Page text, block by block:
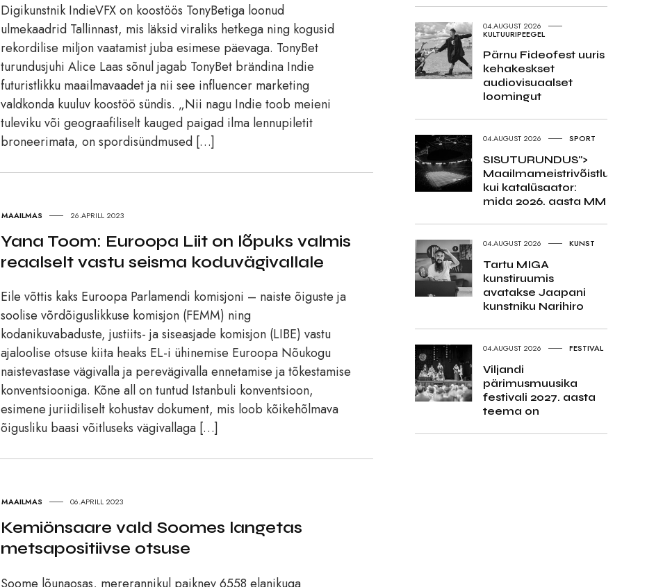
Digikunstnik IndieVFX on koostöös TonyBetiga loonud
ulmekaadrid Tallinnast, mis läksid viraliks hetkega ning kogusid
rekordilise miljon vaatamist juba esimese päevaga. TonyBet
turundusjuhi Alice Laas sõnul jagab TonyBet brändina Indie
futuristlikku maailmavaadet ja nii see influencer marketing
valdkonda kuuluv koostöö sündis. „Nii nagu Indie toob meieni
tuleviku või geograafiliselt kauged paigad ilma lennupiletit
broneerimata, on spordisündmused […]
MAAILMAS 26.APRILL 2023
Yana Toom: Euroopa Liit on lõpuks valmis
reaalselt vastu seisma koduvägivallale
Eile võttis kaks Euroopa Parlamendi komisjoni – naiste õiguste ja
soolise võrdõiguslikkuse komisjon (FEMM) ning
kodanikuvabaduste, justiits- ja siseasjade komisjon (LIBE) vastu
ajaloolise otsuse kiita heaks EL-i ühinemise Euroopa Nõukogu
naistevastase vägivalla ja perevägivalla ennetamise ja tõkestamise
konventsiooniga. Kõne all on tuntud Istanbuli konventsioon,
esimene juriidiliselt kohustav dokument, mis loob kõikehõlmava
õigusliku baasi võitluseks vägivallaga […]
MAAILMAS 06.APRILL 2023
Kemiönsaare vald Soomes langetas
metsapositiivse otsuse
04.AUGUST 2026
KULTUURIPEEGEL
Pärnu Fideofest uuris
kehakeskset
audiovisuaalset
loomingut
04.AUGUST 2026 SPORT
SISUTURUNDUS">
Maailmameistrivõistlused
kui katalüsaator:
mida 2026. aasta MM
04.AUGUST 2026 KUNST
Tartu MIGA
kunstiruumis
avatakse Jaapani
kunstniku Narihiro
04.AUGUST 2026 FESTIVAL
Viljandi
pärimusmuusika
festivali 2027. aasta
teema on